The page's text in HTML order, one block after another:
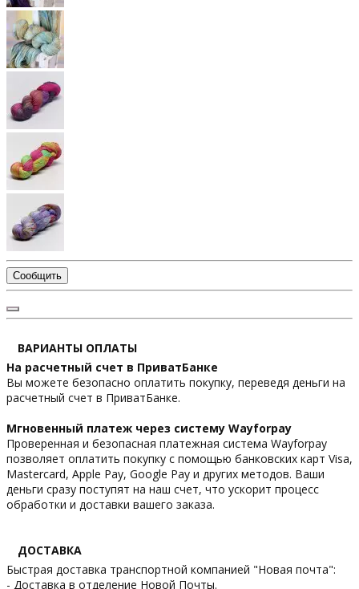
Сообщить
ВАРИАНТЫ ОПЛАТЫ
На расчетный счет в ПриватБанке
Вы можете безопасно оплатить покупку, переведя деньги на
расчетный счет в ПриватБанке.
Мгновенный платеж через систему Wayforpay
Проверенная и безопасная платежная система Wayforpay
позволяет оплатить покупку с помощью банковских карт Visa,
Mastercard, Apple Pay, Google Pay и других методов. Ваши
деньги сразу поступят на наш счет, что ускорит процесс
обработки и доставки вашего заказа.
ДОСТАВКА
Быстрая доставка транспортной компанией "Новая почта":
- Доставка в отделение Новой Почты.